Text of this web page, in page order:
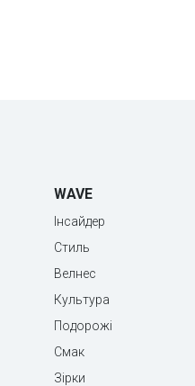
WAVE
Інсайдер
Стиль
Велнес
Культура
Подорожі
Смак
Зірки